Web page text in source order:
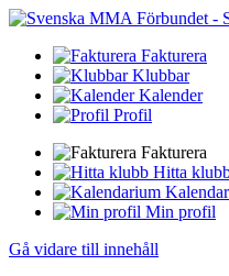
Fakturera
Klubbar
Kalender
Profil
Fakturera
Hitta
Min profil
Gå vidare till innehåll